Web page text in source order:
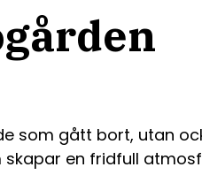
som gått bort, utan
en fridfull